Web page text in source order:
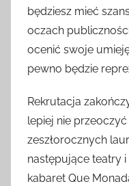
będziesz mieć
oczach
ocenić swoje
pewno będzie
Rekrutacja
lepiej nie
zeszłorocznych
następujące teatry i
kabaret Que